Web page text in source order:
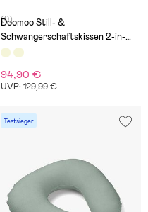
(0)
Doomoo Still- &
Schwangerschaftskissen 2-in-1,
Latte
94,90 €
UVP: 129,99 €
Testsieger